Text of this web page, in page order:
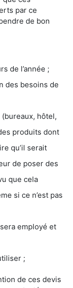
par ce
de bon
de l’année ;
des besoins de
hôtel,
produits dont
qu’il serait
de poser des
que cela
si ce n’est pas
employé et
;
de ces devis